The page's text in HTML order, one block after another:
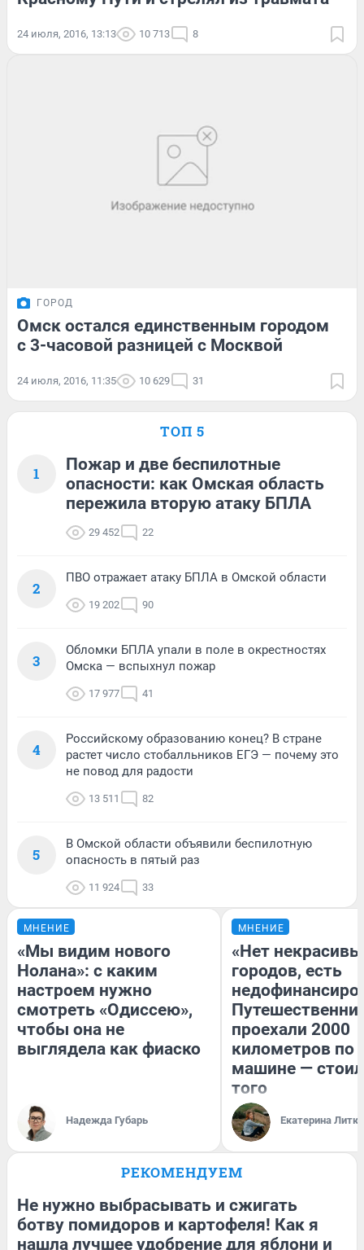
24 июля, 2016, 13:13 10 713 8
ГОРОД
Омск остался единственным городом
с 3-часовой разницей с Москвой
24 июля, 2016, 11:35 10 629 31
ТОП 5
1
Пожар и две беспилотные
опасности: как Омская область
пережила вторую атаку БПЛА
29 452 22
2
ПВО отражает атаку БПЛА в Омской области
19 202 90
3
Обломки БПЛА упали в поле в окрестностях
Омска — вспыхнул пожар
17 977 41
4
Российскому образованию конец? В стране
растет число стобалльников ЕГЭ — почему это
не повод для радости
13 511 82
5
В Омской области объявили беспилотную
опасность в пятый раз
11 924 33
МНЕНИЕ
«Мы видим нового
Нолана»: с каким
настроем нужно
смотреть «Одиссею»,
чтобы она не
выглядела как фиаско
Надежда Губарь
МНЕНИЕ
«Нет
городов, есть
проехали 2000
километров по
машине —
того
Екатерина
РЕКОМЕНДУЕМ
Не нужно выбрасывать и сжигать
ботву помидоров и картофеля! Как я
нашла лучшее удобрение для яблони и